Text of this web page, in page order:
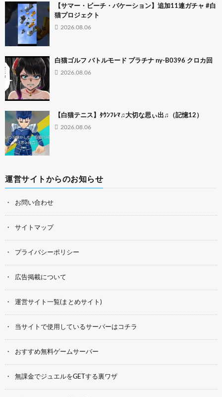
【サマー・ビーチ・バケーション】追加11連ガチャ #白
猫プロジェクト
2026.08.06
白猫ゴルフ バトルモード プラチナ ny-B0396 クロカ回
2026.08.06
【白猫テニス】ﾀｳﾝﾌﾚﾏ♫大切な思ぃ出♫（記憶12）
2026.08.06
運営サイトからのお知らせ
お問い合わせ
サイトマップ
プライバシーポリシー
広告掲載について
運営サイト一覧(まとめサイト)
当サイトで使用しているサーバーはコチラ
おすすめ無料ゲームサーバー
無課金でジュエルをGETする裏ワザ